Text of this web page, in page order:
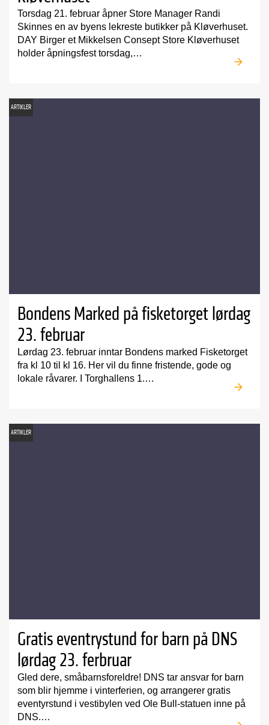
Torsdag 21. februar åpner Store Manager Randi
Skinnes en av byens lekreste butikker på Kløverhuset.
DAY Birger et Mikkelsen Consept Store Kløverhuset
holder åpningsfest torsdag,…
ARTIKLER
Bondens Marked på fisketorget lørdag
23. februar
Lørdag 23. februar inntar Bondens marked Fisketorget
fra kl 10 til kl 16. Her vil du finne fristende, gode og
lokale råvarer. I Torghallens 1.…
ARTIKLER
Gratis eventrystund for barn på DNS
lørdag 23. ferbruar
Gled dere, småbarnsforeldre! DNS tar ansvar for barn
som blir hjemme i vinterferien, og arrangerer gratis
eventyrstund i vestibylen ved Ole Bull-statuen inne på
DNS.…